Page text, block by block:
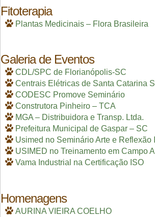
Fitoterapia
Plantas Medicinais – Flora Brasileira
Galeria de Eventos
CDL/SPC de Florianópolis-SC
Centrais Elétricas de Santa Catarina
CODESC Promove Seminário
Construtora Pinheiro – TCA
MGA – Distribuidora e Transp. Ltda.
Prefeitura Municipal de Gaspar – SC
Usimed no Seminário Arte e Reflexão I
USIMED no Treinamento em Campo
Vama Industrial na Certificação ISO
Homenagens
AURINA VIEIRA COELHO